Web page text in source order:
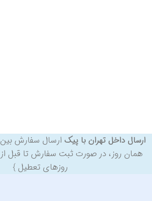
ارسال داخل تهران با پیک
روزهای تعطیل }